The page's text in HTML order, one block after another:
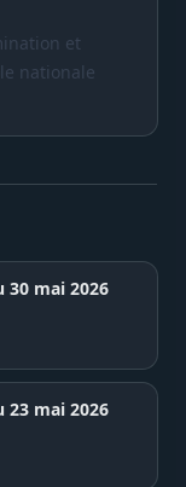
et
nationale
30 mai 2026
23 mai 2026